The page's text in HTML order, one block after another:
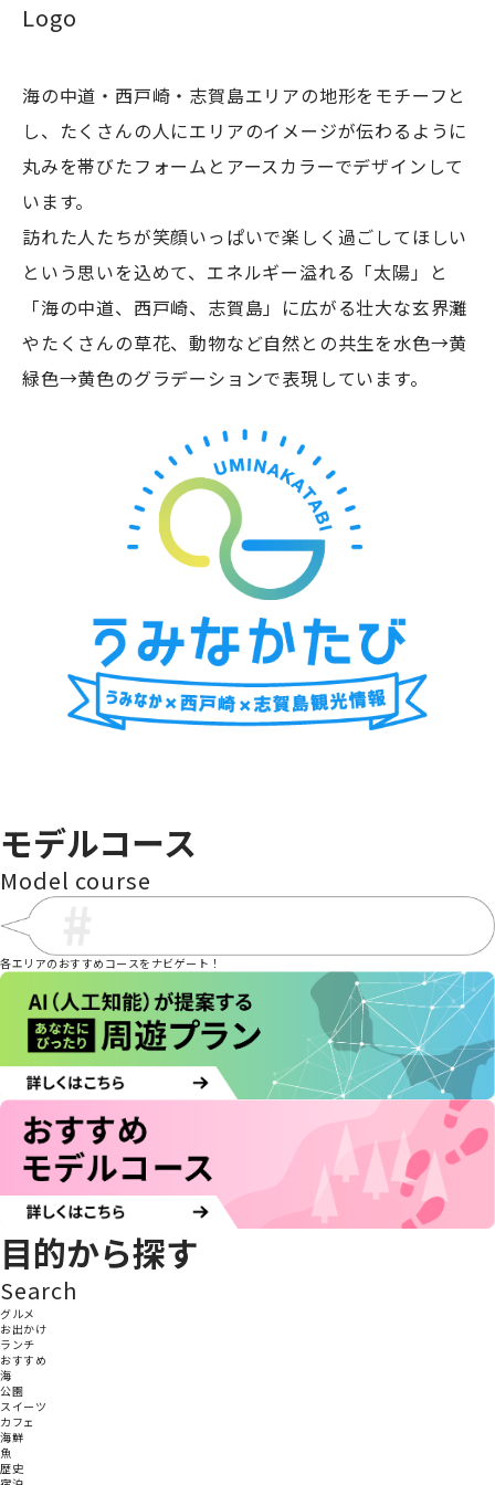
海の中道青少年海の家
潮見公園
金印ドック
中西食堂
海中街道大岳
Logo
海の中道・西戸崎・志賀島エリアの地形をモチーフと
し、たくさんの人にエリアのイメージが伝わるように
丸みを帯びたフォームとアースカラーでデザインして
います。
訪れた人たちが笑顔いっぱいで楽しく過ごしてほしい
という思いを込めて、エネルギー溢れる「太陽」と
「海の中道、西戸崎、志賀島」に広がる壮大な玄界灘
やたくさんの草花、動物など自然との共生を水色→黄
緑色→黄色のグラデーションで表現しています。
モデルコース
Model course
各エリアのおすすめコースをナビゲート！
目的から探す
Search
グルメ
お出かけ
ランチ
おすすめ
海
公園
スイーツ
カフェ
海鮮
魚
歴史